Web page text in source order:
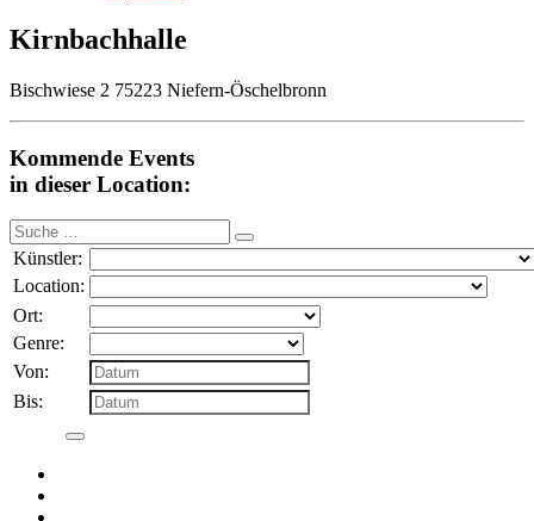
Kirnbachhalle
Bischwiese 2 75223 Niefern-Öschelbronn
Kommende Events
in dieser Location:
Suche
nach:
Künstler:
Location:
Ort:
Genre:
Von:
Bis: